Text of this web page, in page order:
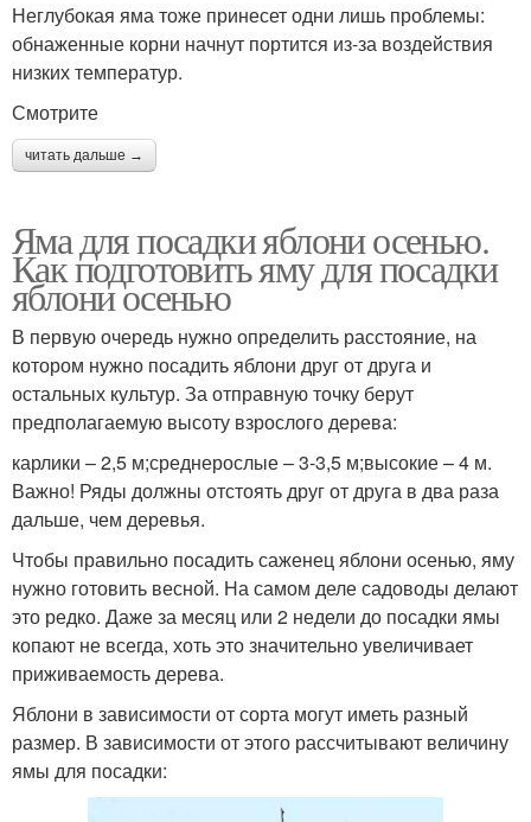
Неглубокая яма тоже принесет одни лишь проблемы:
обнаженные корни начнут портится из-за воздействия
низких температур.
Смотрите
читать дальше →
Яма для посадки яблони осенью.
Как подготовить яму для посадки
яблони осенью
В первую очередь нужно определить расстояние, на
котором нужно посадить яблони друг от друга и
остальных культур. За отправную точку берут
предполагаемую высоту взрослого дерева:
карлики – 2,5 м;среднерослые – 3-3,5 м;высокие – 4 м.
Важно! Ряды должны отстоять друг от друга в два раза
дальше, чем деревья.
Чтобы правильно посадить саженец яблони осенью, яму
нужно готовить весной. На самом деле садоводы делают
это редко. Даже за месяц или 2 недели до посадки ямы
копают не всегда, хоть это значительно увеличивает
приживаемость дерева.
Яблони в зависимости от сорта могут иметь разный
размер. В зависимости от этого рассчитывают величину
ямы для посадки: